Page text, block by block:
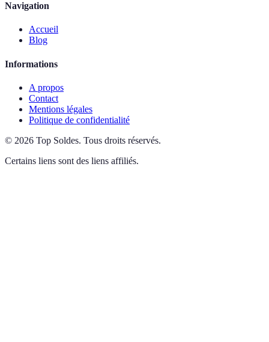
Navigation
Accueil
Blog
Informations
A propos
Contact
Mentions légales
Politique de confidentialité
© 2026 Top Soldes. Tous droits réservés.
Certains liens sont des liens affiliés.